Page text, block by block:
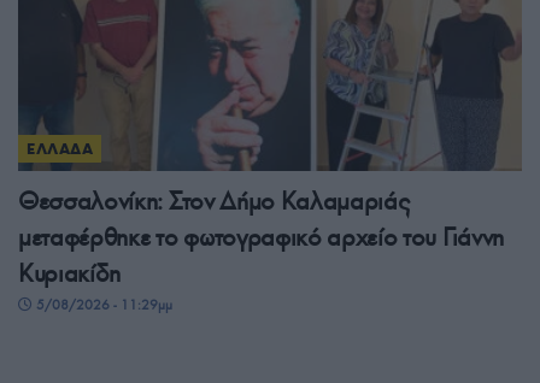
ΕΛΛΑΔΑ
Θεσσαλονίκη: Στον Δήμο Καλαμαριάς
μεταφέρθηκε το φωτογραφικό αρχείο του Γιάννη
Κυριακίδη
5/08/2026 - 11:29μμ